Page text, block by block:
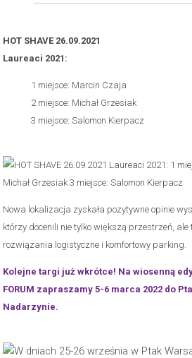
HOT SHAVE 26.09.2021
Laureaci 2021:
1 miejsce: Marcin Czaja
2 miejsce: Michał Grzesiak
3 miejsce: Salomon Kierpacz
Nowa lokalizacja zyskała pozytywne opinie
którzy docenili nie tylko większą przestrzeń, ale
rozwiązania logistyczne i komfortowy parking.
Kolejne targi już wkrótce! Na wiosenną
FORUM zapraszamy 5-6 marca 2022 do
Nadarzynie.